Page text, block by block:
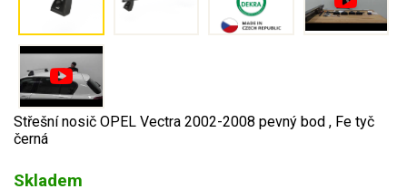
Střešní nosič OPEL Vectra 2002-2008 pevný bod , Fe tyč
černá
Skladem